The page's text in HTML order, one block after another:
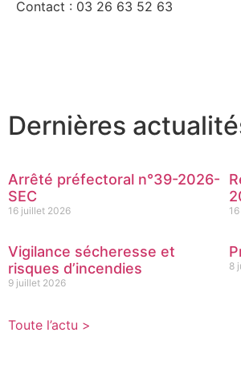
Contact : 03 26 63 52 63
Dernières
Arrêté préfectoral n°39-2026-
SEC
16 juillet 2026
Vigilance sécheresse et
risques d’incendies
9 juillet 2026
8
Toute l’actu >